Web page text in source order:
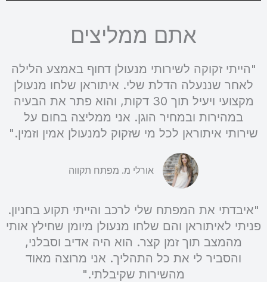
אתם ממליצים
"הייתי זקוקה לשירותי מנעולן דחוף באמצע הלילה
לאחר שננעלה הדלת שלי. איתוראן שלחו מנעולן
מקצועי ויעיל תוך 30 דקות, והוא פתר את הבעיה
במהירות ובמחיר הוגן. אני ממליצה בחום על
שירותי איתוראן לכל מי שזקוק למנעולן אמין וזמין."
אורלי מ. מפתח תקווה
"איבדתי את המפתח שלי לרכב והייתי תקוע בחניון.
פניתי לאיתוראן והם שלחו מנעולן מיומן שחילץ אותי
מהמצב תוך זמן קצר. הוא היה אדיב וסבלני,
והסביר לי את כל התהליך. אני מרוצה מאוד
מהשירות שקיבלתי."